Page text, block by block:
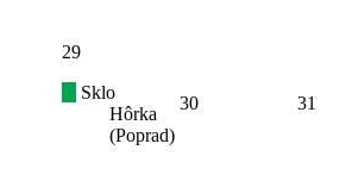
29
Sklo
Hôrka
(Poprad)
30 31